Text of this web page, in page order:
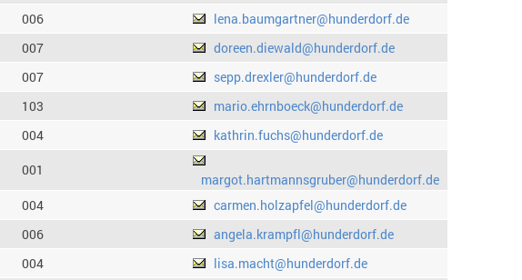
006
lena.baumgartner@hunderdorf.de
007
doreen.diewald@hunderdorf.de
007
sepp.drexler@hunderdorf.de
103
mario.ehrnboeck@hunderdorf.de
004
kathrin.fuchs@hunderdorf.de
001
margot.hartmannsgruber@hunderdorf.de
004
carmen.holzapfel@hunderdorf.de
006
angela.krampfl@hunderdorf.de
004
lisa.macht@hunderdorf.de